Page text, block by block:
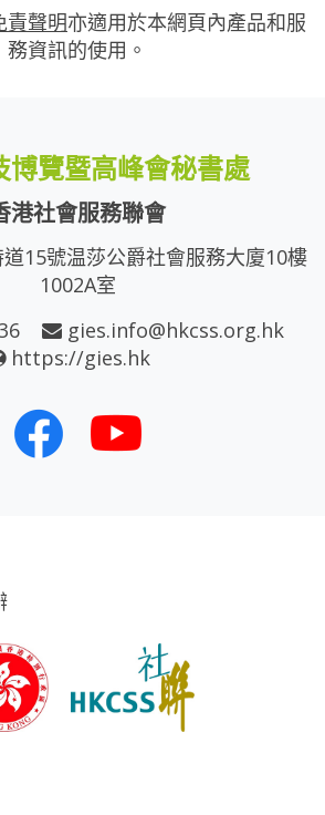
責聲明亦適用於本網頁內產品和服
務資訊的使用。
博覽暨高峰會秘書處
港社會服務聯會
15號温莎公爵社會服務大廈10樓
1002A室
gies.info@hkcss.org.hk
https://gies.hk